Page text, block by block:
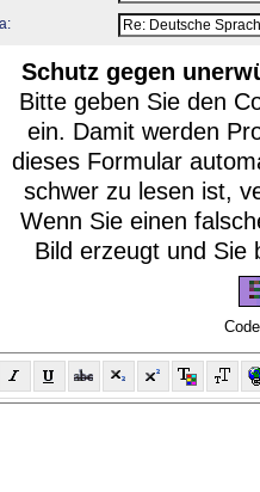
Schutz gegen
Bitte geben Sie den
ein. Damit werden
dieses Formular
schwer zu lesen ist,
Wenn Sie einen
Bild erzeugt und Sie